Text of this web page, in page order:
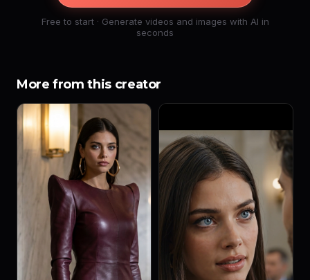
Free to start · Generate videos and images with AI in
seconds
More from this creator